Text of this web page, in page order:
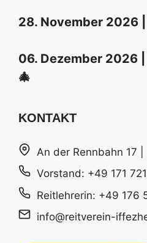
28. November 2026
06. Dezember 2026
🎄
KONTAKT
An der Rennbahn 17
Vorstand: +49 171
Reitlehrerin: +49 176
info@reitverein-